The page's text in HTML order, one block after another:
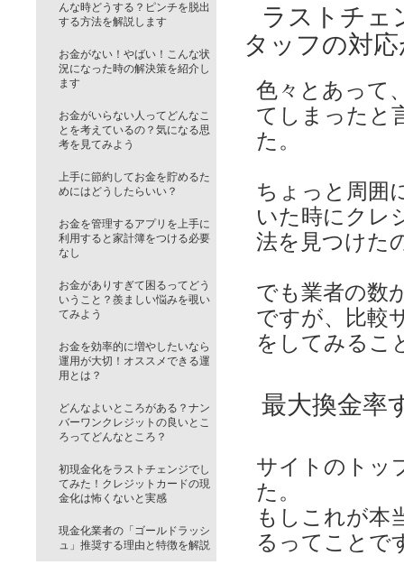
ラストチェ
タッフの対
色々とあって
てしまったと
た。
ちょっと周囲
いた時にクレ
法を見つけた
でも業者の数
ですが、比較
をしてみるこ
最大換金率
サイトのトッ
た。
もしこれが本
るってことで
んな時どうする？ピンチを脱出
する方法を解説します
お金がない！やばい！こんな状
況になった時の解決策を紹介し
ます
お金がいらない人ってどんなこ
とを考えているの？気になる思
考を見てみよう
上手に節約してお金を貯めるた
めにはどうしたらいい？
お金を管理するアプリを上手に
利用すると家計簿をつける必要
なし
お金がありすぎて困るってどう
いうこと？羨ましい悩みを覗い
てみよう
お金を効率的に増やしたいなら
運用が大切！オススメできる運
用とは？
どんなよいところがある？ナン
バーワンクレジットの良いとこ
ろってどんなところ？
初現金化をラストチェンジでし
てみた！クレジットカードの現
金化は怖くないと実感
現金化業者の「ゴールドラッシ
ュ」推奨する理由と特徴を解説